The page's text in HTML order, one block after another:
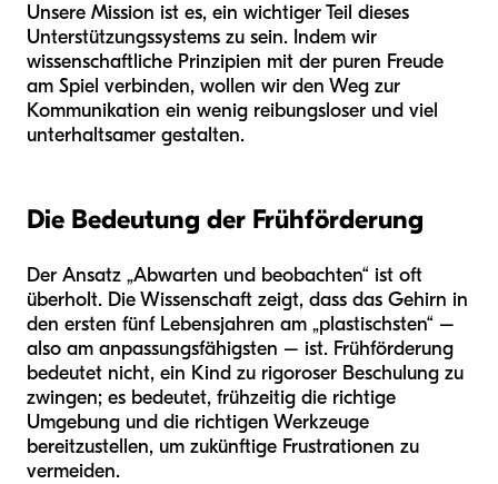
Unsere Mission ist es, ein wichtiger Teil dieses
Unterstützungssystems zu sein. Indem wir
wissenschaftliche Prinzipien mit der puren Freude
am Spiel verbinden, wollen wir den Weg zur
Kommunikation ein wenig reibungsloser und viel
unterhaltsamer gestalten.
Die Bedeutung der Frühförderung
Der Ansatz „Abwarten und beobachten“ ist oft
überholt. Die Wissenschaft zeigt, dass das Gehirn in
den ersten fünf Lebensjahren am „plastischsten“ –
also am anpassungsfähigsten – ist. Frühförderung
bedeutet nicht, ein Kind zu rigoroser Beschulung zu
zwingen; es bedeutet, frühzeitig die richtige
Umgebung und die richtigen Werkzeuge
bereitzustellen, um zukünftige Frustrationen zu
vermeiden.